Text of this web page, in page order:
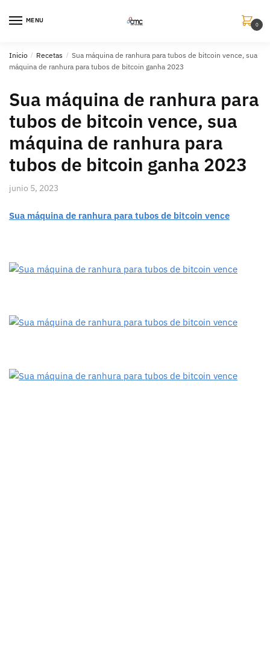
MENU
0
Inicio / Recetas / Sua máquina de ranhura para tubos de bitcoin vence, sua
máquina de ranhura para tubos de bitcoin ganha 2023
Sua máquina de ranhura para
tubos de bitcoin vence, sua
máquina de ranhura para
tubos de bitcoin ganha 2023
junio 5, 2023
Sua máquina de ranhura para tubos de bitcoin vence